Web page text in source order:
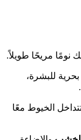
نومًا مريحًا طويلاً.
بحرية للبشرة،
الخيوط معًا